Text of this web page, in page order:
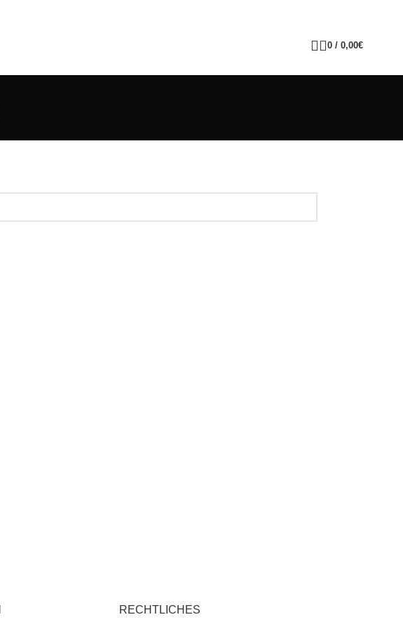
0 / 0,00€
RECHTLICHES